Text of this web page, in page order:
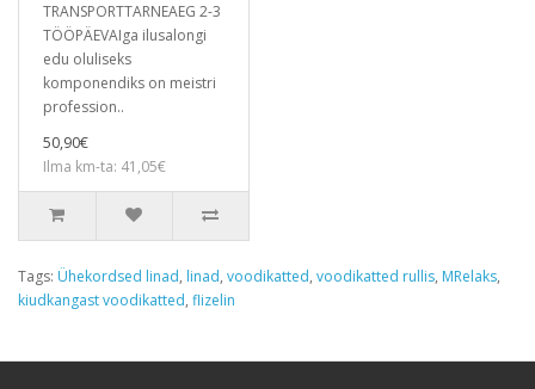
TRANSPORTTARNEAEG 2-3
TÖÖPÄEVAIga ilusalongi
edu oluliseks
komponendiks on meistri
profession..
50,90€
Ilma km-ta: 41,05€
Tags: Ühekordsed linad, linad, voodikatted, voodikatted rullis, MRelaks,
kiudkangast voodikatted, flizelin